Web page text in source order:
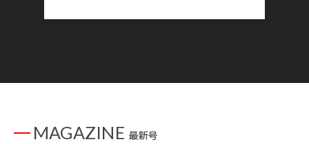
MAGAZINE 最新号